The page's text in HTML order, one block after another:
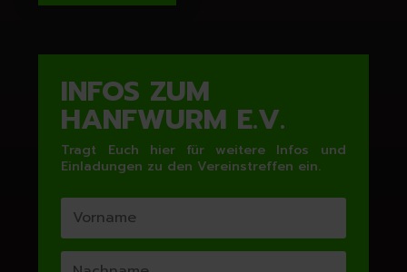
INFOS ZUM
HANFWURM E.V.
Tragt Euch hier für weitere Infos und
Einladungen zu den Vereinstreffen ein.